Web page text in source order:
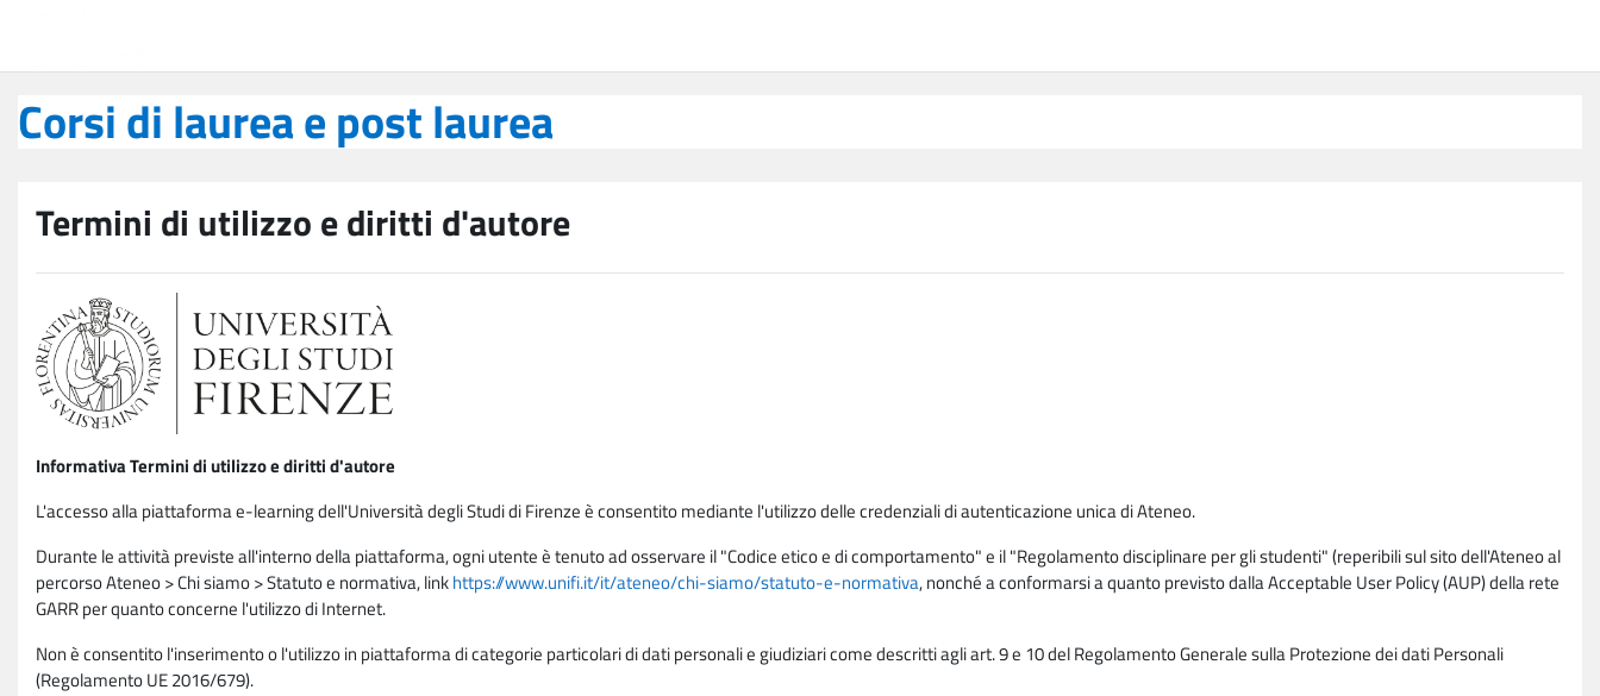
Corsi di laurea e post laurea
Termini di utilizzo e diritti d'autore
Informativa Termini di utilizzo e diritti d'autore
L'accesso alla piattaforma e-learning dell'Università degli Studi di Firenze è consentito mediante l'utilizzo delle credenziali di autenticazione unica di Ateneo.
Durante le attività previste all'interno della piattaforma, ogni utente è tenuto ad osservare il "Codice etico e di comportamento" e il "Regolamento disciplinare per gli studenti" (reperibili sul sito dell'Ateneo al
percorso Ateneo > Chi siamo > Statuto e normativa, linkhttps://www.unifi.it/it/ateneo/chi-siamo/statuto-e-normativa, nonché a conformarsi a quanto previsto dalla Acceptable User Policy (AUP) della rete
GARR per quanto concerne l'utilizzo di Internet.
Non è consentito l'inserimento o l'utilizzo in piattaforma di categorie particolari di dati personali e giudiziari come descritti agli art. 9 e 10 del Regolamento Generale sulla Protezione dei dati Personali
(Regolamento UE 2016/679).